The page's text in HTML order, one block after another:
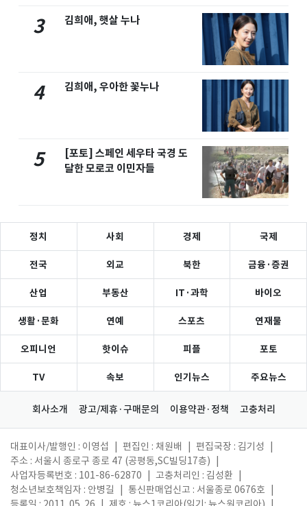
3 김희애, 햇살 누나
4 김희애, 우아한 꽃누나
5
[포토] 스페인 세우타 국경 도
달한 모로코 이민자들
정치 사회 경제 국제
전국 외교 북한 금융·증권
산업 부동산 IT·과학 바이오
생활·문화 연예 스포츠 연재물
오피니언 핫이슈 피플 포토
TV 속보 인기뉴스 주요뉴스
회사소개 광고/제휴·구매문의 이용약관·정책 고충처리
대표이사/발행인 : 이영섭 편집인 : 채원배 편집국장 : 김기성
주소 : 서울시 종로구 종로 47 (공평동,SC빌딩17층)
사업자등록번호 : 101-86-62870
고충처리인 : 김성환
청소년보호책임자 : 안병길
통신판매업신고 : 서울종로 0676호